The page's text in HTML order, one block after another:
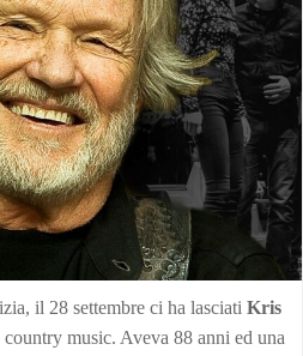
il 28 settembre ci ha lasciati Kris
music. Aveva 88 anni ed una